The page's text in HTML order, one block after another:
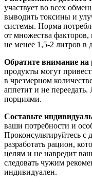
участвует во всех
выводить токсины и
системы. Норма
от множества факторов,
не менее 1,5-2 литров в
Обратите внимание на
продукты могут
в чрезмерном
аппетит и не
порциями.
Составьте
ваши потребности и
Проконсультируйтесь с
разработать рацион,
целям и не навредит
следовать чужим
индивидуален.